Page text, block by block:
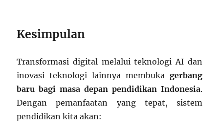
Kesimpulan
Transformasi digital melalui teknologi AI dan
inovasi teknologi lainnya membuka gerbang
baru bagi masa depan pendidikan Indonesia.
Dengan pemanfaatan yang tepat, sistem
pendidikan kita akan: